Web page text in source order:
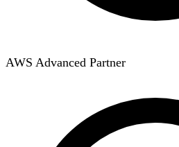
AWS Advanced Partner